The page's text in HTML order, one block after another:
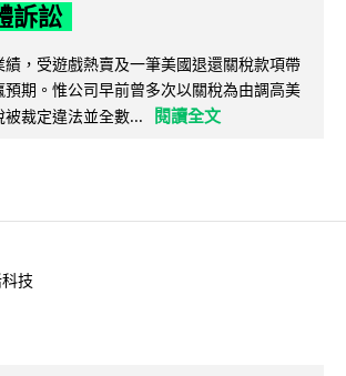
訴訟
，受遊戲熱賣及一筆美國退還關稅款項帶
期。惟公司早前曾多次以關稅為由調高美
裁定違法並全數...
閱讀全文
技